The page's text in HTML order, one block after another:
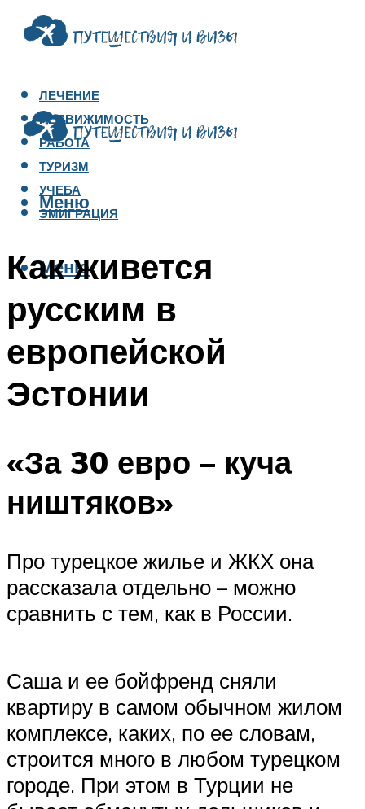
ЛЕЧЕНИЕ
НЕДВИЖИМОСТЬ
РАБОТА
ТУРИЗМ
УЧЕБА
ЭМИГРАЦИЯ
Меню
Меню
Как живется
русским в
европейской
Эстонии
«За 30 евро – куча
ништяков»
Про турецкое жилье и ЖКХ она
рассказала отдельно – можно
сравнить с тем, как в России.
Саша и ее бойфренд сняли
квартиру в самом обычном жилом
комплексе, каких, по ее словам,
строится много в любом турецком
городе. При этом в Турции не